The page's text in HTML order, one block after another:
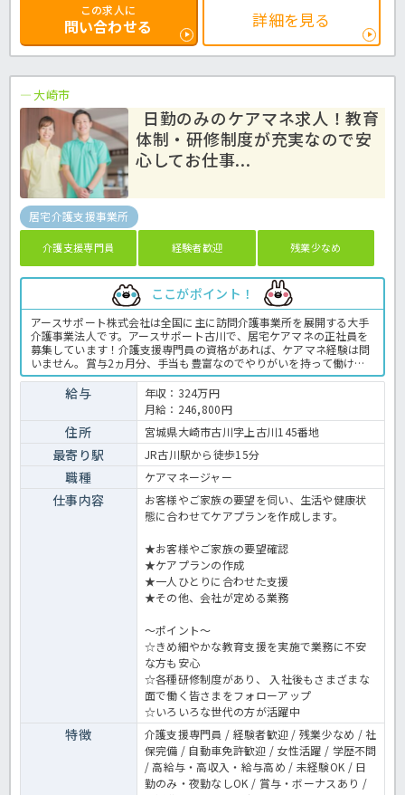
この求人に
問い合わせる 詳細を見る
大崎市
日勤のみのケアマネ求人！教育
体制・研修制度が充実なので安
心してお仕事...
居宅介護支援事業所
介護支援専門員 経験者歓迎 残業少なめ
ここがポイント！
アースサポート株式会社は全国に主に訪問介護事業所を展開する大手
介護事業法人です。アースサポート古川で、居宅ケアマネの正社員を
募集しています！介護支援専門員の資格があれば、ケアマネ経験は問
いません。賞与2ヵ月分、手当も豊富なのでやりがいを持って働けま
すよ♪先輩ケアマネや指導主任が業務をサポートしてくれます。また
スーパーバイザーによる指導体制もありますので安心♬法人内では合
同勉強会も定期的に開催しておりWebを活用した情報交換も行ってい
ます。訪問介護事業におけるケアマネ業務に応募してみませんか？居
宅介護支援事業所でのケアマネージャー業務全般です。 ＜ケアマネー
ジャー 正職員 居宅介護支援事業所の求人＞
給与
年収：324万円
月給：246,800円
住所 宮城県大崎市古川字上古川145番地
最寄り駅 JR古川駅から徒歩15分
職種 ケアマネージャー
仕事内容
お客様やご家族の要望を伺い、生活や健康状
態に合わせてケアプランを作成します。
★お客様やご家族の要望確認
★ケアプランの作成
★一人ひとりに合わせた支援
★その他、会社が定める業務
～ポイント～
☆きめ細やかな教育支援を実施で業務に不安
な方も安心
☆各種研修制度があり、 入社後もさまざまな
面で働く皆さまをフォローアップ
☆いろいろな世代の方が活躍中
特徴
介護支援専門員 / 経験者歓迎 / 残業少なめ / 社
保完備 / 自動車免許歓迎 / 女性活躍 / 学歴不問
/ 高給与・高収入・給与高め / 未経験OK / 日
勤のみ・夜勤なしOK / 賞与・ボーナスあり /